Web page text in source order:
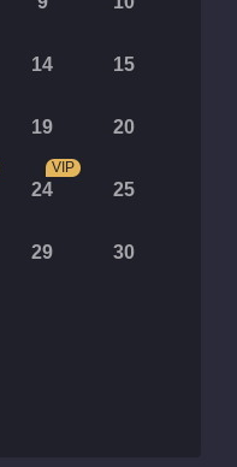
14 15
19 20
24
VIP
25
29 30